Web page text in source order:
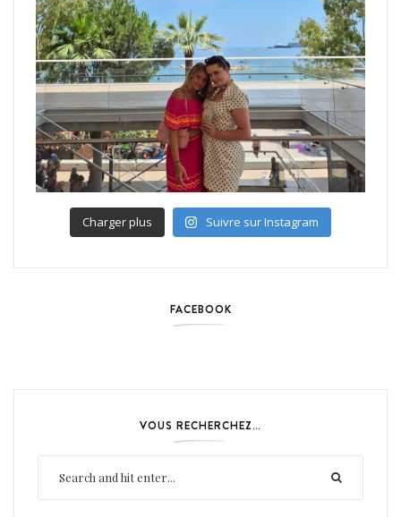
Charger plus Suivre sur Instagram
FACEBOOK
VOUS RECHERCHEZ…